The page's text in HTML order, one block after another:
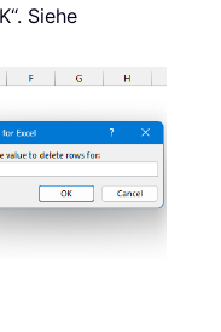
Siehe